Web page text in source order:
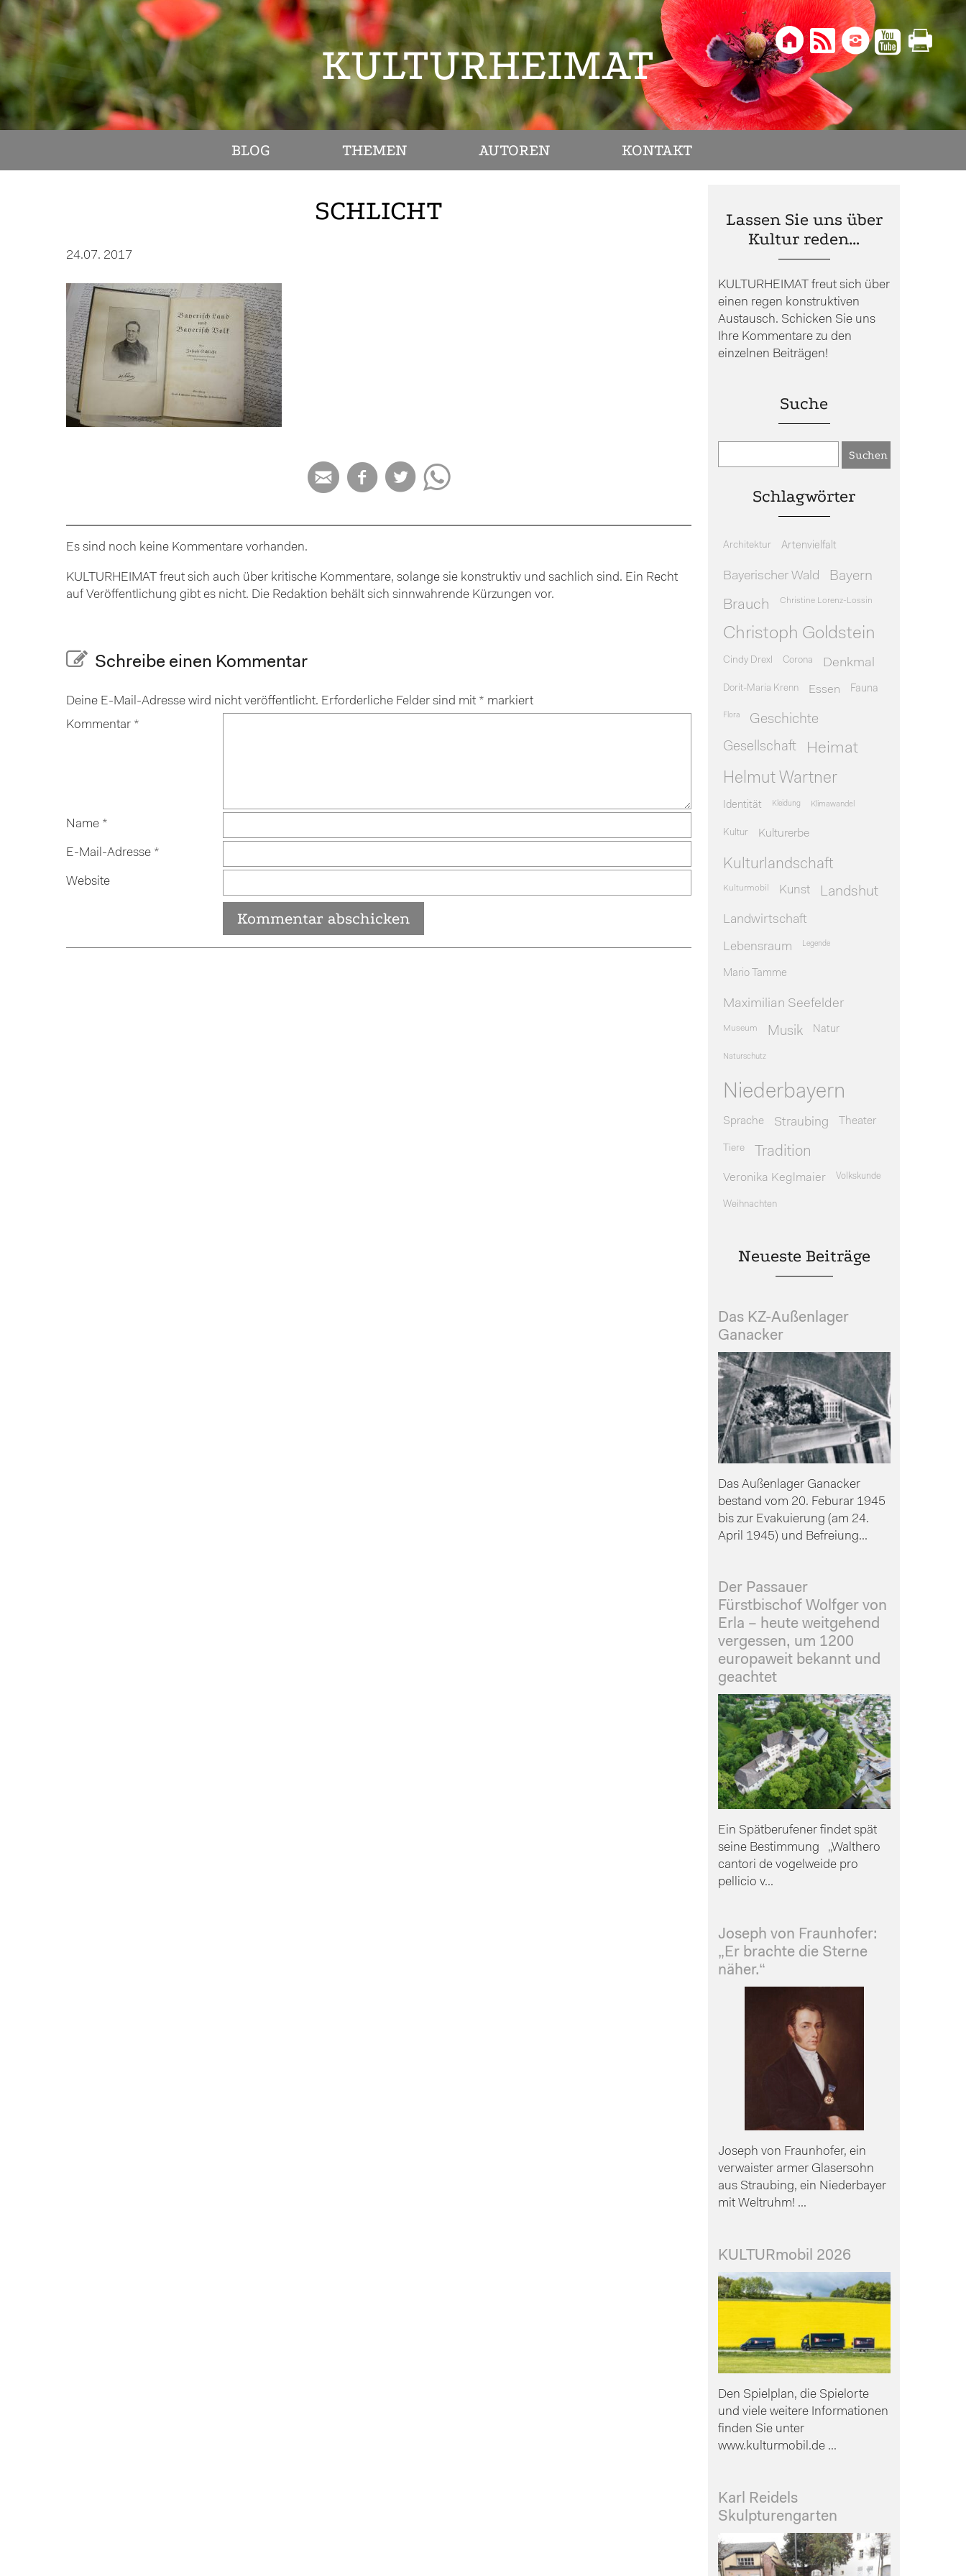
KULTURHEIMAT     
BLOG THEMEN AUTOREN KONTAKT
SCHLICHT
24.07. 2017
   
Es sind noch keine Kommentare vorhanden.
KULTURHEIMAT freut sich auch über kritische Kommentare, solange sie konstruktiv und sachlich sind. Ein Recht
auf Veröffentlichung gibt es nicht. Die Redaktion behält sich sinnwahrende Kürzungen vor.
Schreibe einen Kommentar
Deine E-Mail-Adresse wird nicht veröffentlicht. Erforderliche Felder sind mit * markiert
Kommentar *
Name *
E-Mail-Adresse *
Website
Lassen Sie uns über
Kultur reden…
KULTURHEIMAT freut sich über
einen regen konstruktiven
Austausch. Schicken Sie uns
Ihre Kommentare zu den
einzelnen Beiträgen!
Suche
Schlagwörter
Architektur Artenvielfalt
Bayerischer Wald Bayern
Brauch Christine Lorenz-Lossin
Christoph Goldstein
Cindy Drexl Corona Denkmal
Dorit-Maria Krenn Essen Fauna
Flora Geschichte
Gesellschaft
Heimat
Helmut Wartner
Identität Kleidung Klimawandel
Kultur Kulturerbe
Kulturlandschaft
Kulturmobil Kunst Landshut
Landwirtschaft
Lebensraum Legende
Mario Tamme
Maximilian Seefelder
Museum Musik Natur
Naturschutz
Niederbayern
Sprache Straubing Theater
Tiere Tradition
Veronika Keglmaier Volkskunde
Weihnachten
Neueste Beiträge
Das KZ-Außenlager
Ganacker
Das Außenlager Ganacker
bestand vom 20. Feburar 1945
bis zur Evakuierung (am 24.
April 1945) und Befreiung...
Der Passauer
Fürstbischof Wolfger von
Erla – heute weitgehend
vergessen, um 1200
europaweit bekannt und
geachtet
Ein Spätberufener findet spät
seine Bestimmung „Walthero
cantori de vogelweide pro
pellicio v...
Joseph von Fraunhofer:
„Er brachte die Sterne
näher.“
Joseph von Fraunhofer, ein
verwaister armer Glasersohn
aus Straubing, ein Niederbayer
mit Weltruhm! ...
KULTURmobil 2026
Den Spielplan, die Spielorte
und viele weitere Informationen
finden Sie unter
www.kulturmobil.de ...
Karl Reidels
Skulpturengarten